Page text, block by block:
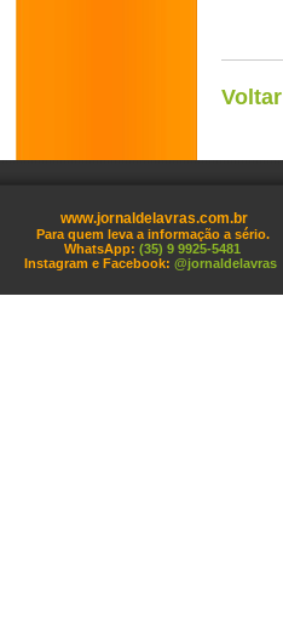
Voltar
www.jornaldelavras.com.br
Para quem leva a informação a sério.
WhatsApp: (35) 9 9925-5481
Instagram e Facebook: @jornaldelavras